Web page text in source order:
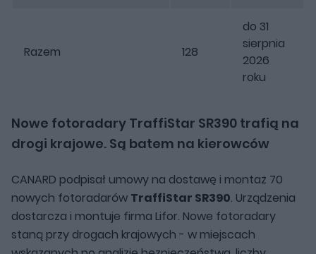
Razem 128
do 31
sierpnia
2026
roku
Nowe fotoradary TraffiStar SR390 trafią na
drogi krajowe. Są batem na kierowców
CANARD podpisał umowy na dostawę i montaż 70
nowych fotoradarów TraffiStar SR390. Urządzenia
dostarcza i montuje firma Lifor. Nowe fotoradary
staną przy drogach krajowych - w miejscach